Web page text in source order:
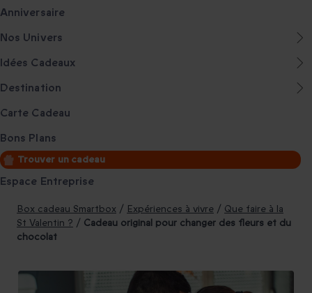
Anniversaire
Nos Univers
Idées Cadeaux
Destination
Carte Cadeau
Bons Plans
Trouver un cadeau
Espace Entreprise
Box cadeau Smartbox / Expériences à vivre / Que faire à la
St Valentin ? / Cadeau original pour changer des fleurs et du
chocolat